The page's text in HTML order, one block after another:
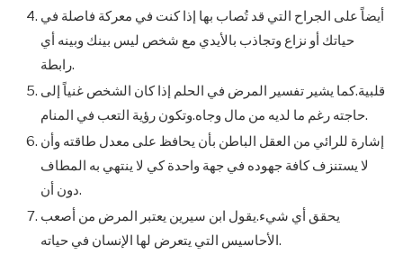
أيضاً على الجراح التي قد تُصاب بها إذا كنت في معركة فاصلة في
حياتك أو نزاع وتجاذب بالأيدي مع شخص ليس بينك وبينه أي
رابطة.
قلبية.كما يشير تفسير المرض في الحلم إذا كان الشخص غنياً إلى
حاجته رغم ما لديه من مال وجاه.وتكون رؤية التعب في المنام.
إشارة للرائي من العقل الباطن بأن يحافظ على معدل طاقته وأن
لا يستنزف كافة جهوده في جهة واحدة كي لا ينتهي به المطاف
دون أن.
يحقق أي شيء.يقول ابن سيرين يعتبر المرض من أصعب
الأحاسيس التي يتعرض لها الإنسان في حياته.